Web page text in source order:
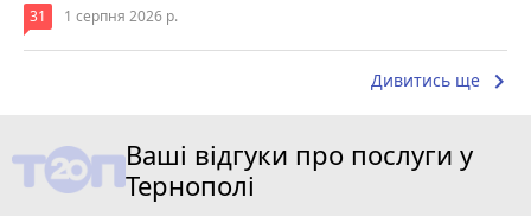
31 1 серпня 2026 р.
Дивитись ще keyboard_arrow_right
Ваші відгуки про послуги у
Тернополі